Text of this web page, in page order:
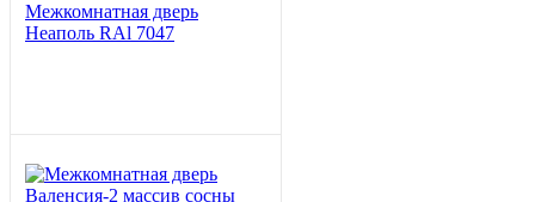
Межкомнатная дверь
Неаполь RAl 7047